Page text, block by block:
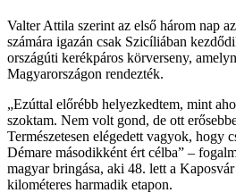
Valter Attila szerint az első három nap
számára igazán csak Szicíliában
országúti kerékpáros körverseny,
Magyarországon rendezték.
Ezúttal előrébb helyezkedtem, mint
szoktam. Nem volt gond, de ott
Természetesen elégedett vagyok, hogy
Démare másodikként ért célba
–
magyar bringása, aki 48. lett a
kilométeres harmadik etapon.